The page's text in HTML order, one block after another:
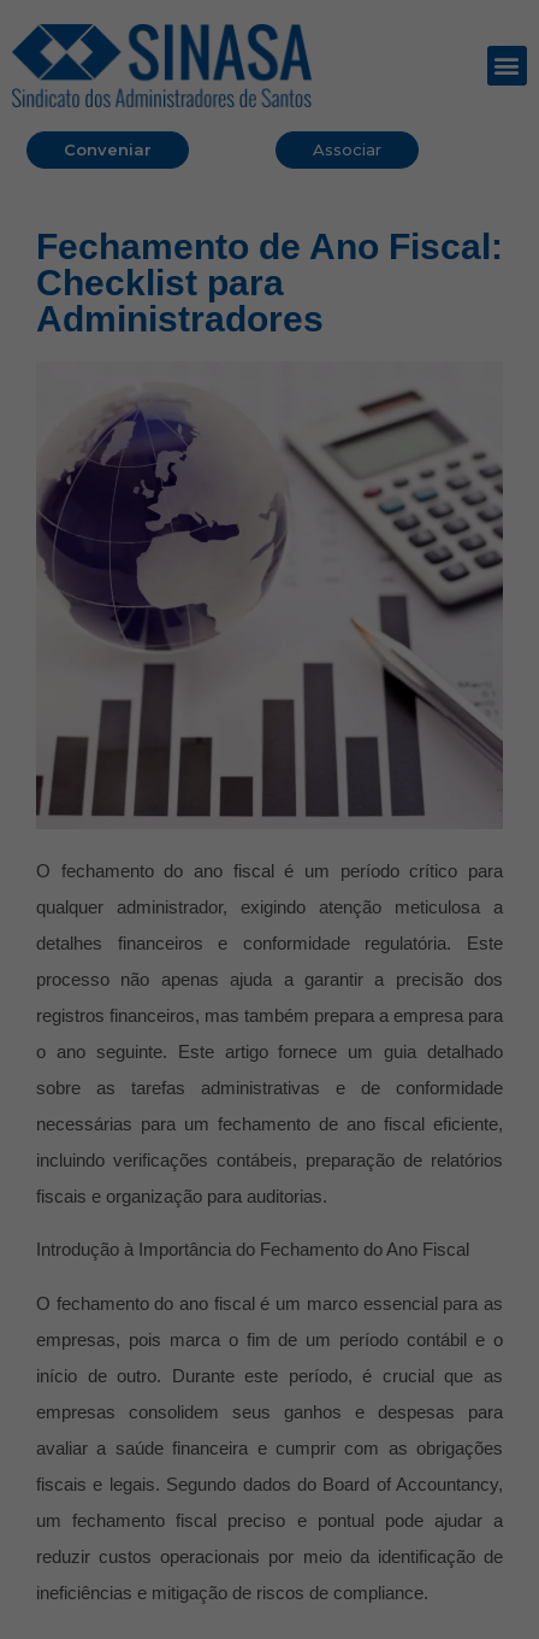
Conveniar Associar
Fechamento de Ano Fiscal:
Checklist para
Administradores
O fechamento do ano fiscal é um período crítico para
qualquer administrador, exigindo atenção meticulosa a
detalhes financeiros e conformidade regulatória. Este
processo não apenas ajuda a garantir a precisão dos
registros financeiros, mas também prepara a empresa para
o ano seguinte. Este artigo fornece um guia detalhado
sobre as tarefas administrativas e de conformidade
necessárias para um fechamento de ano fiscal eficiente,
incluindo verificações contábeis, preparação de relatórios
fiscais e organização para auditorias.
Introdução à Importância do Fechamento do Ano Fiscal
O fechamento do ano fiscal é um marco essencial para as
empresas, pois marca o fim de um período contábil e o
início de outro. Durante este período, é crucial que as
empresas consolidem seus ganhos e despesas para
avaliar a saúde financeira e cumprir com as obrigações
fiscais e legais. Segundo dados do Board of Accountancy,
um fechamento fiscal preciso e pontual pode ajudar a
reduzir custos operacionais por meio da identificação de
ineficiências e mitigação de riscos de compliance.